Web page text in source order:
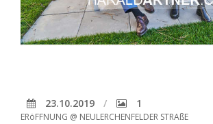
23.10.2019 1
ERöFFNUNG @ NEULERCHENFELDER STRAßE